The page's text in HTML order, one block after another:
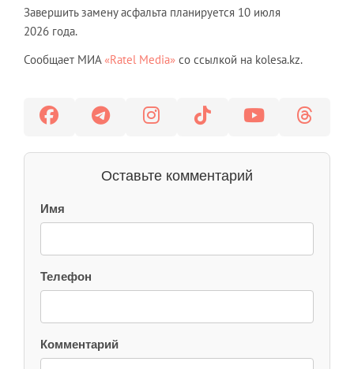
Завершить замену асфальта планируется 10 июля
2026 года.
Сообщает МИА «Ratel Media» со ссылкой на kolesa.kz.
Оставьте комментарий
Имя
Телефон
Комментарий